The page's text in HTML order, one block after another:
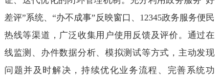
差评”系统、“办不成事”反映窗口、12345政务服务便民
热线等渠道，广泛收集用户使用反馈及评价。通过在
线监测、办件数据分析、模拟测试等方式，主动发现
问题并及时解决，持续优化业务流程、完善系统功